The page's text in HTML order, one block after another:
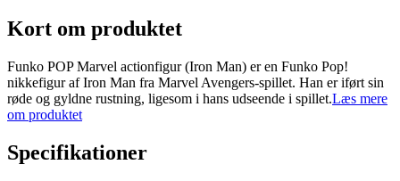
Kort om produktet
Funko POP Marvel actionfigur (Iron Man) er en Funko Pop!
nikkefigur af Iron Man fra Marvel Avengers-spillet. Han er iført sin
røde og gyldne rustning, ligesom i hans udseende i spillet.Læs mere
om produktet
Specifikationer